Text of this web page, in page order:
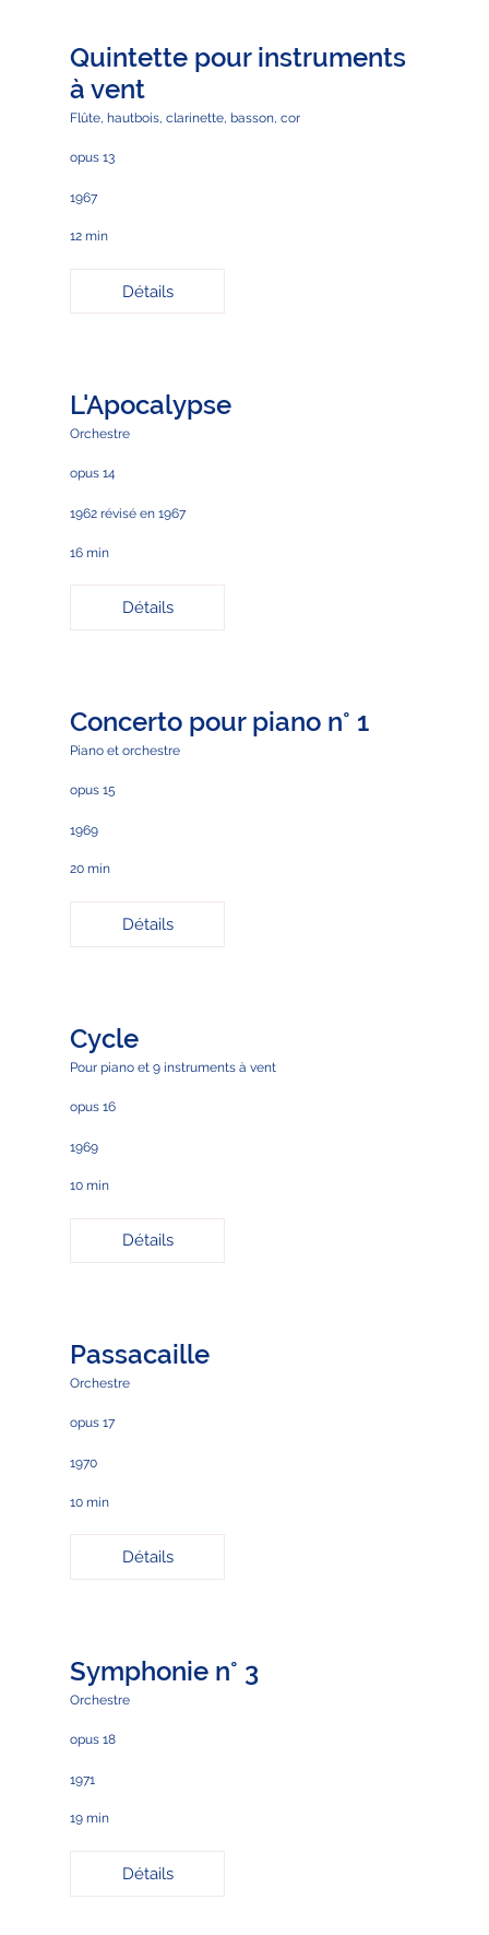
Quintette pour instruments
à vent
Flûte, hautbois, clarinette, basson, cor
opus 13
1967
12 min
Détails
L'Apocalypse
Orchestre
opus 14
1962 révisé en 1967
16 min
Détails
Concerto pour piano n° 1
Piano et orchestre
opus 15
1969
20 min
Détails
Cycle
Pour piano et 9 instruments à vent
opus 16
1969
10 min
Détails
Passacaille
Orchestre
opus 17
1970
10 min
Détails
Symphonie n° 3
Orchestre
opus 18
1971
19 min
Détails